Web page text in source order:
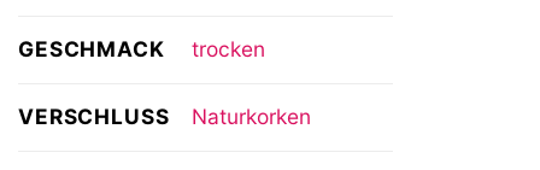
GESCHMACK trocken
VERSCHLUSS Naturkorken